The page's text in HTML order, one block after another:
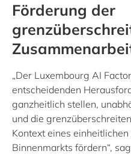
Förderung der
„Der Luxembourg AI
entscheidenden
ganzheitlich stellen,
und die
Kontext eines
Binnenmarkts fördern“,